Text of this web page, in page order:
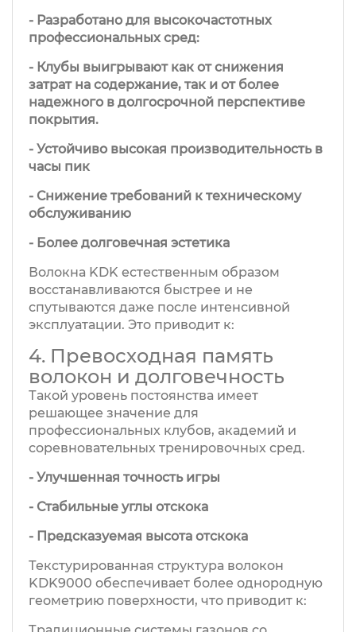
Текстурированная структура волокон
KDK9000 обеспечивает более однородную
геометрию поверхности, что приводит к:
- Предсказуемая высота отскока
- Стабильные углы отскока
- Улучшенная точность игры
Такой уровень постоянства имеет
решающее значение для
профессиональных клубов, академий и
соревновательных тренировочных сред.
4. Превосходная память
волокон и долговечность
Волокна KDK естественным образом
восстанавливаются быстрее и не
спутываются даже после интенсивной
эксплуатации. Это приводит к:
- Более долговечная эстетика
- Снижение требований к техническому
обслуживанию
- Устойчиво высокая производительность в
часы пик
- Клубы выигрывают как от снижения
затрат на содержание, так и от более
надежного в долгосрочной перспективе
покрытия.
- Разработано для высокочастотных
профессиональных сред: